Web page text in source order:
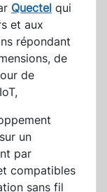
Quectel qui
et aux
répondant
de
de
un
par
compatibles
sans fil